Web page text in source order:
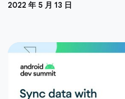
2022 年 5 月 13 日